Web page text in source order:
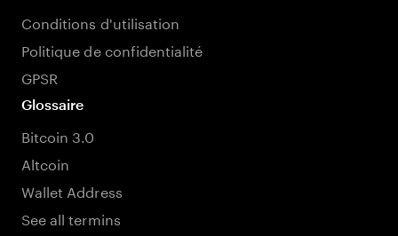
Conditions d'utilisation
Politique de confidentialité
GPSR
Glossaire
Bitcoin 3.0
Altcoin
Wallet Address
See all termins